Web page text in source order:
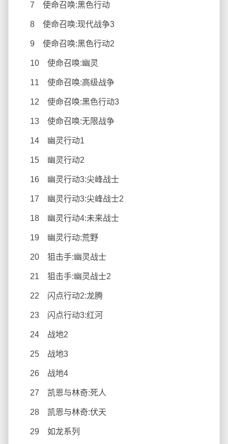
7 使命召唤:黑色行动
8 使命召唤:现代战争3
9 使命召唤:黑色行动2
10 使命召唤:幽灵
11 使命召唤:高级战争
12 使命召唤:黑色行动3
13 使命召唤:无限战争
14 幽灵行动1
15 幽灵行动2
16 幽灵行动3:尖峰战士
17 幽灵行动3:尖峰战士2
18 幽灵行动4:未来战士
19 幽灵行动:荒野
20 狙击手:幽灵战士
21 狙击手:幽灵战士2
22 闪点行动2:龙腾
23 闪点行动3:红河
24 战地2
25 战地3
26 战地4
27 凯恩与林奇:死人
28 凯恩与林奇:伏天
29 如龙系列